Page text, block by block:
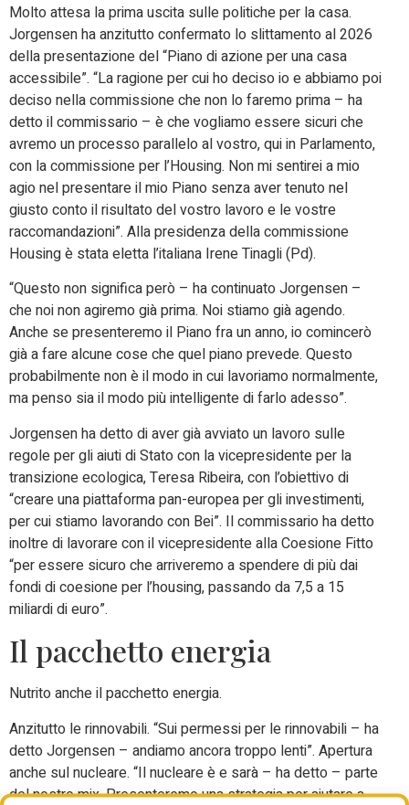
Molto attesa la prima uscita sulle politiche per la casa.
Jorgensen ha anzitutto confermato lo slittamento al 2026
della presentazione del “Piano di azione per una casa
accessibile”. “La ragione per cui ho deciso io e abbiamo poi
deciso nella commissione che non lo faremo prima – ha
detto il commissario – è che vogliamo essere sicuri che
avremo un processo parallelo al vostro, qui in Parlamento,
con la commissione per l’Housing. Non mi sentirei a mio
agio nel presentare il mio Piano senza aver tenuto nel
giusto conto il risultato del vostro lavoro e le vostre
raccomandazioni”. Alla presidenza della commissione
Housing è stata eletta l’italiana Irene Tinagli (Pd).
“Questo non significa però – ha continuato Jorgensen –
che noi non agiremo già prima. Noi stiamo già agendo.
Anche se presenteremo il Piano fra un anno, io comincerò
già a fare alcune cose che quel piano prevede. Questo
probabilmente non è il modo in cui lavoriamo normalmente,
ma penso sia il modo più intelligente di farlo adesso”.
Jorgensen ha detto di aver già avviato un lavoro sulle
regole per gli aiuti di Stato con la vicepresidente per la
transizione ecologica, Teresa Ribeira, con l’obiettivo di
“creare una piattaforma pan-europea per gli investimenti,
per cui stiamo lavorando con Bei”. Il commissario ha detto
inoltre di lavorare con il vicepresidente alla Coesione Fitto
“per essere sicuro che arriveremo a spendere di più dai
fondi di coesione per l’housing, passando da 7,5 a 15
miliardi di euro”.
Il pacchetto energia
Nutrito anche il pacchetto energia.
Anzitutto le rinnovabili. “Sui permessi per le rinnovabili – ha
detto Jorgensen – andiamo ancora troppo lenti”. Apertura
anche sul nucleare. “Il nucleare è e sarà – ha detto – parte
del nostro mix. Presenteremo una strategia per aiutare a